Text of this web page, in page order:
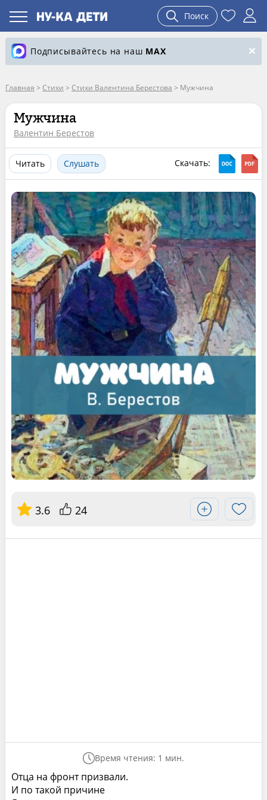
Поиск
Подписывайтесь на наш MAX
Главная > Стихи > Стихи Валентина Берестова > Мужчина
Мужчина
Валентин Берестов
Читать Слушать Скачать:
3.6 24
Время чтения: 1 мин.
Отца на фронт призвали.
И по такой причине